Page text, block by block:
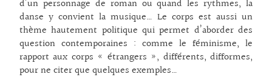
d’un personnage de roman ou quand les rythmes, la
danse y convient la musique… Le corps est aussi un
thème hautement politique qui permet d’aborder des
question contemporaines : comme le féminisme, le
rapport aux corps « étrangers », différents, difformes,
pour ne citer que quelques exemples…